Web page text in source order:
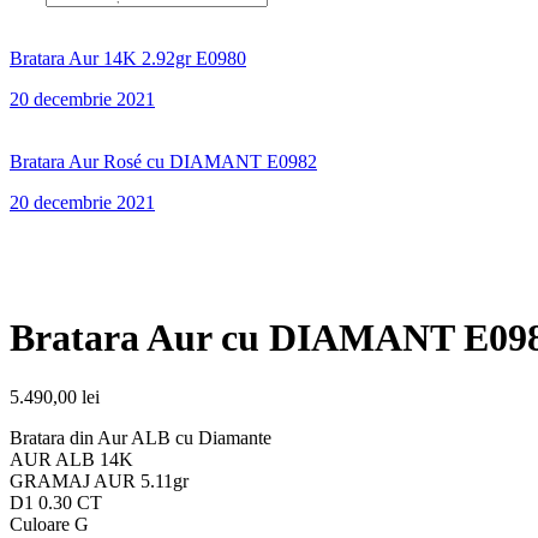
Bratara Aur 14K 2.92gr E0980
20 decembrie 2021
Bratara Aur Rosé cu DIAMANT E0982
20 decembrie 2021
Bratara Aur cu DIAMANT
5.490,00 lei
Bratara din Aur ALB cu Diamante
AUR ALB 14K
GRAMAJ AUR 5.11gr
D1 0.30 CT
Culoare G